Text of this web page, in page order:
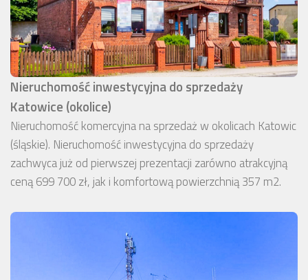
Nieruchomość inwestycyjna do sprzedaży
Katowice (okolice)
Nieruchomość komercyjna na sprzedaż w okolicach Katowic
(śląskie). Nieruchomość inwestycyjna do sprzedaży
zachwyca już od pierwszej prezentacji zarówno atrakcyjną
ceną 699 700 zł, jak i komfortową powierzchnią 357 m2.